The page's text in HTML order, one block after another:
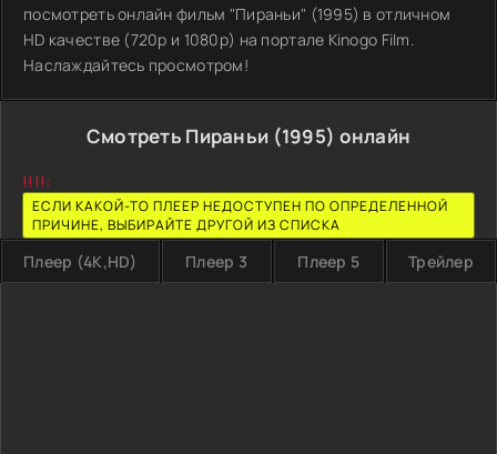
посмотреть онлайн фильм "Пираньи" (1995) в отличном
HD качестве (720p и 1080p) на портале Kinogo Film.
Наслаждайтесь просмотром!
Смотреть Пираньи (1995) онлайн
!!!!:
ЕСЛИ КАКОЙ-ТО ПЛЕЕР НЕДОСТУПЕН ПО ОПРЕДЕЛЕННОЙ
ПРИЧИНЕ, ВЫБИРАЙТЕ ДРУГОЙ ИЗ СПИСКА
Плеер (4K,HD) Плеер 3 Плеер 5 Трейлер